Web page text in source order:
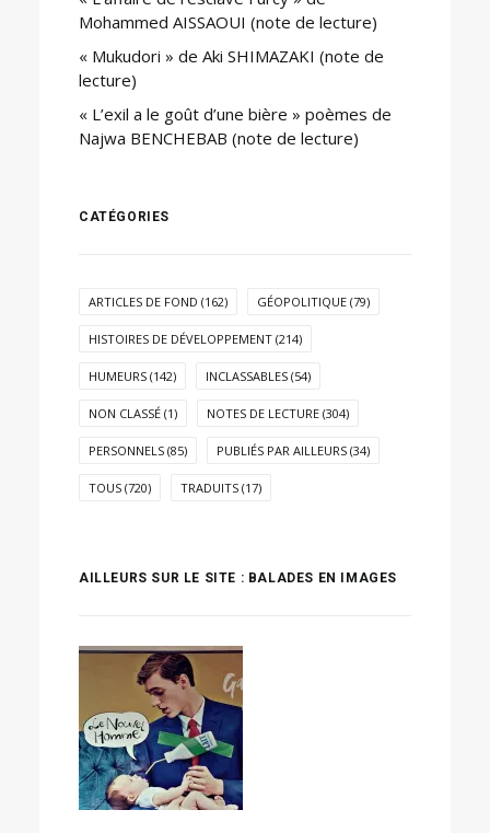
Mohammed AISSAOUI (note de lecture)
« Mukudori » de Aki SHIMAZAKI (note de
lecture)
« L’exil a le goût d’une bière » poèmes de
Najwa BENCHEBAB (note de lecture)
CATÉGORIES
ARTICLES DE FOND (162) GÉOPOLITIQUE (79)
HISTOIRES DE DÉVELOPPEMENT (214)
HUMEURS (142) INCLASSABLES (54)
NON CLASSÉ (1) NOTES DE LECTURE (304)
PERSONNELS (85) PUBLIÉS PAR AILLEURS (34)
TOUS (720) TRADUITS (17)
AILLEURS SUR LE SITE : BALADES EN IMAGES